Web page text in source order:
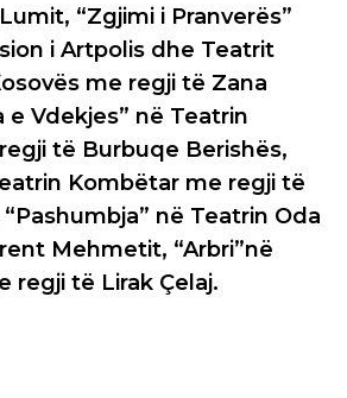
“Zgjimi i Pranverës”
i Artpolis dhe Teatrit
me regji të Zana
e Vdekjes” në Teatrin
të Burbuqe Berishës,
Kombëtar me regji të
në Teatrin Oda
Mehmetit, “Arbri”në
regji të Lirak Çelaj.